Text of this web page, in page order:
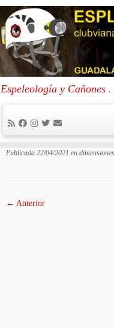
content
Espeleología y Cañones
Portada » SIMA BUSTAL III
22.23.48
Publicada 22/04/2021 en dimensiones
← Anterior